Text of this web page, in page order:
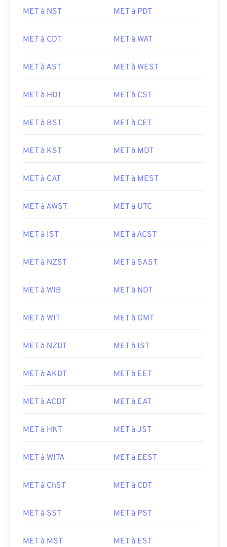
MET à NST MET à PDT
MET à CDT MET à WAT
MET à AST MET à WEST
MET à HDT MET à CST
MET à BST MET à CET
MET à KST MET à MDT
MET à CAT MET à MEST
MET à AWST MET à UTC
MET à IST MET à ACST
MET à NZST MET à SAST
MET à WIB MET à NDT
MET à WIT MET à GMT
MET à NZDT MET à IST
MET à AKDT MET à EET
MET à ACDT MET à EAT
MET à HKT MET à JST
MET à WITA MET à EEST
MET à ChST MET à CDT
MET à SST MET à PST
MET à MST MET à EST